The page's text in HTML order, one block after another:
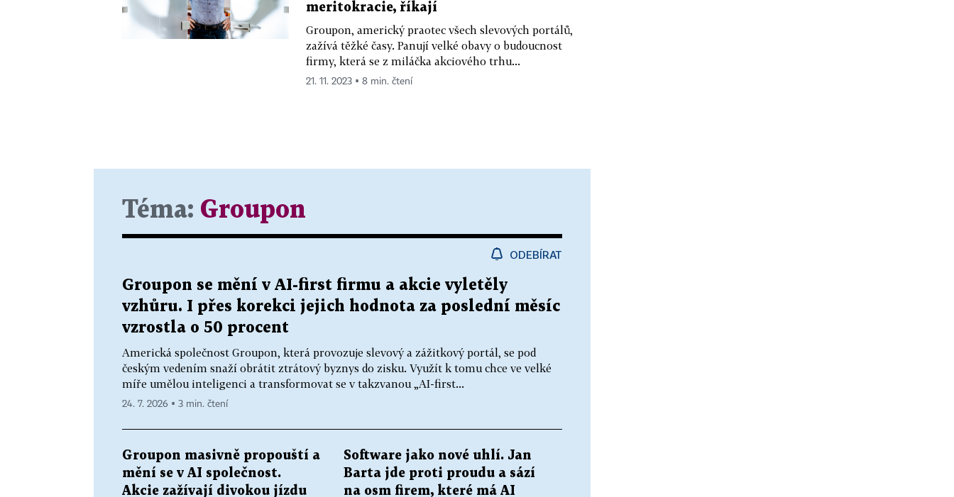
meritokracie, říkají
Groupon, americký praotec všech slevových portálů,
zažívá těžké časy. Panují velké obavy o budoucnost
firmy, která se z miláčka akciového trhu...
21. 11. 2023 ▪ 8 min. čtení
Téma: Groupon
ODEBÍRAT
Groupon se mění v AI-first firmu a akcie vyletěly
vzhůru. I přes korekci jejich hodnota za poslední měsíc
vzrostla o 50 procent
Americká společnost Groupon, která provozuje slevový a zážitkový portál, se pod
českým vedením snaží obrátit ztrátový byznys do zisku. Využít k tomu chce ve velké
míře umělou inteligenci a transformovat se v takzvanou „AI-first...
24. 7. 2026 ▪ 3 min. čtení
Groupon masivně propouští a
mění se v AI společnost.
Akcie zažívají divokou jízdu
Software jako nové uhlí. Jan
Barta jde proti proudu a sází
na osm firem, které má AI